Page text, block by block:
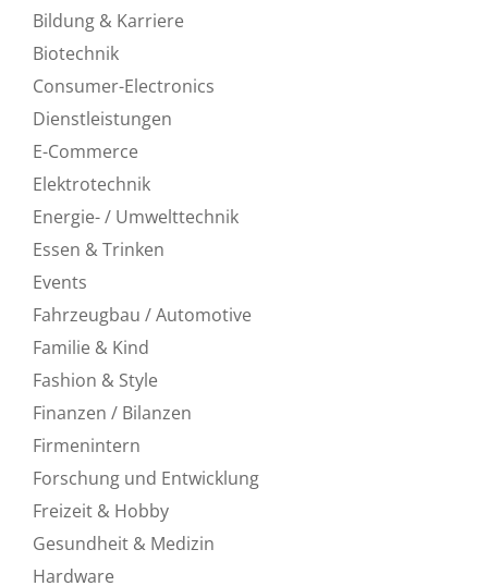
Bildung & Karriere
Biotechnik
Consumer-Electronics
Dienstleistungen
E-Commerce
Elektrotechnik
Energie- / Umwelttechnik
Essen & Trinken
Events
Fahrzeugbau / Automotive
Familie & Kind
Fashion & Style
Finanzen / Bilanzen
Firmenintern
Forschung und Entwicklung
Freizeit & Hobby
Gesundheit & Medizin
Hardware